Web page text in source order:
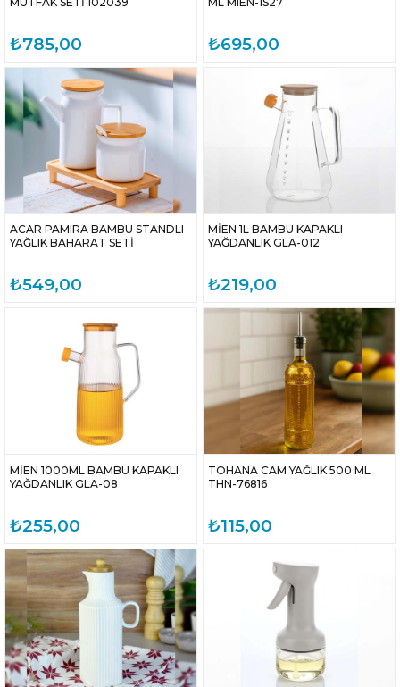
₺785,00 ₺695,00
ACAR PAMIRA BAMBU STANDLI
YAĞLIK BAHARAT SETİ
₺549,00
MİEN 1L BAMBU KAPAKLI
YAĞDANLIK GLA-012
₺219,00
MİEN 1000ML BAMBU KAPAKLI
YAĞDANLIK GLA-08
₺255,00
TOHANA CAM YAĞLIK 500 ML
THN-76816
₺115,00